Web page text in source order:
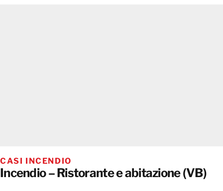
CASI INCENDIO
Incendio – Ristorante e abitazione (VB)